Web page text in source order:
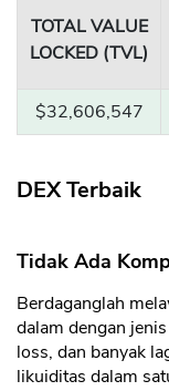
TOTAL VALUE
LOCKED (TVL)
$32,606,547
DEX Terbaik
Tidak Ada
Berdaganglah
dalam dengan
loss, dan banyak
likuiditas dalam